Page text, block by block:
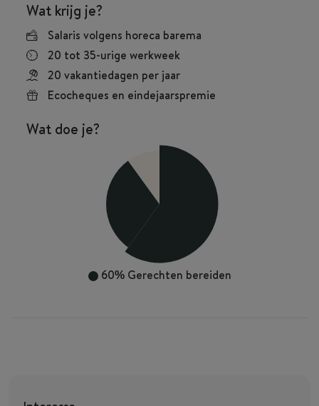
Wat krijg je?
Salaris volgens horeca barema
20 tot 35-urige werkweek
20 vakantiedagen per jaar
Ecocheques en eindejaarspremie
Wat doe je?
30%Afwassen en schoonmaken